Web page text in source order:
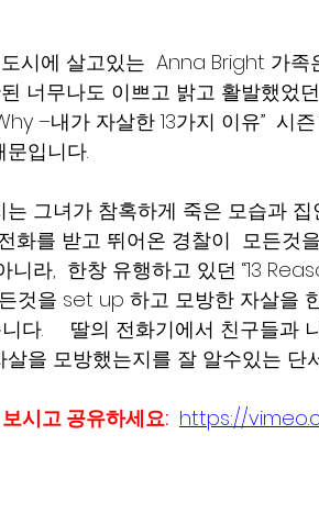
시에 살고있는  Anna Bright 가
된 너무나도 이쁘고 밝고 활발했었
–내가 자살한 13가지 이유”  시
입니다.
그녀가 참혹하게 죽은 모습과 집
화를 받고 뛰어온 경찰이  모든것
라,  한창 유행하고 있던 “13
것을 set up 하고 모방한 자살을
다.     딸의 전화기에서 친구들과
을 모방했는지를 잘 알수있는
시고 공유하세요: https://